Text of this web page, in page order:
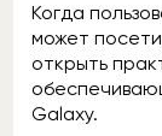
Когда
может
открыть
Galaxy.